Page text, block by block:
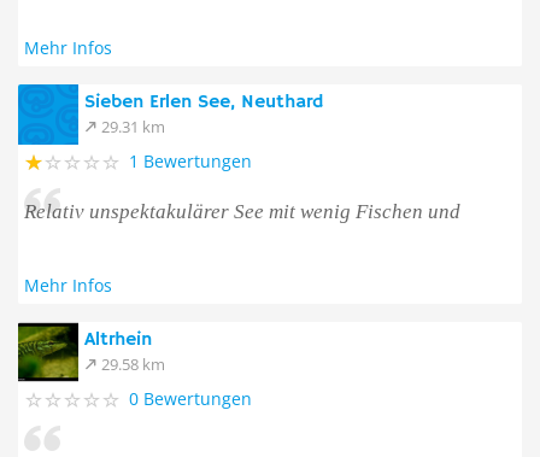
Mehr Infos
Sieben Erlen See, Neuthard
29.31 km
1 Bewertungen
Relativ unspektakulärer See mit wenig Fischen und
Mehr Infos
Altrhein
29.58 km
0 Bewertungen